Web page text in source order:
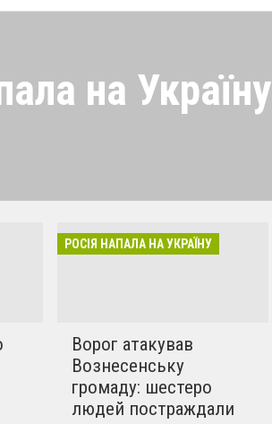
на Україну
в селах. Ми боремось
РОСІЯ НАПАЛА НА УКРАЇНУ
Ворог атакував
Вознесенську
громаду: шестеро
людей постраждали